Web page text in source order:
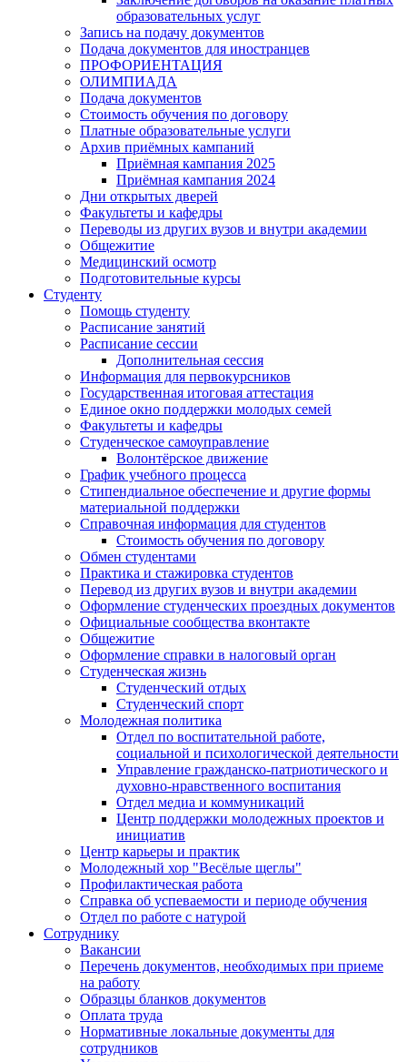
образовательных услуг
Запись на подачу документов
Подача документов для иностранцев
ПРОФОРИЕНТАЦИЯ
ОЛИМПИАДА
Подача документов
Стоимость обучения по договору
Платные образовательные услуги
Архив приёмных кампаний
Приёмная кампания 2025
Приёмная кампания 2024
Дни открытых дверей
Факультеты и кафедры
Переводы из других вузов и внутри академии
Общежитие
Медицинский осмотр
Подготовительные курсы
Студенту
Помощь студенту
Расписание занятий
Расписание сессии
Дополнительная сессия
Информация для первокурсников
Государственная итоговая аттестация
Единое окно поддержки молодых семей
Факультеты и кафедры
Студенческое самоуправление
Волонтёрское движение
График учебного процесса
Стипендиальное обеспечение и другие формы
материальной поддержки
Справочная информация для студентов
Cтоимость обучения по договору
Обмен студентами
Практика и стажировка студентов
Перевод из других вузов и внутри академии
Оформление студенческих проездных документов
Официальные сообщества вконтакте
Общежитие
Оформление справки в налоговый орган
Студенческая жизнь
Студенческий отдых
Студенческий спорт
Молодежная политика
Отдел по воспитательной работе,
социальной и психологической деятельности
Управление гражданско-патриотического и
духовно-нравственного воспитания
Отдел медиа и коммуникаций
Центр поддержки молодежных проектов и
инициатив
Центр карьеры и практик
Молодежный хор "Весёлые щеглы"
Профилактическая работа
Справка об успеваемости и периоде обучения
Отдел по работе с натурой
Сотруднику
Вакансии
Перечень документов, необходимых при приеме
на работу
Образцы бланков документов
Оплата труда
Нормативные локальные документы для
сотрудников